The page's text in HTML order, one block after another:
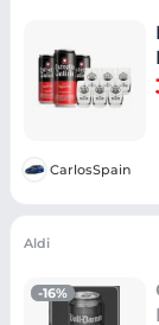
CarlosSpain
-16%
Aldi